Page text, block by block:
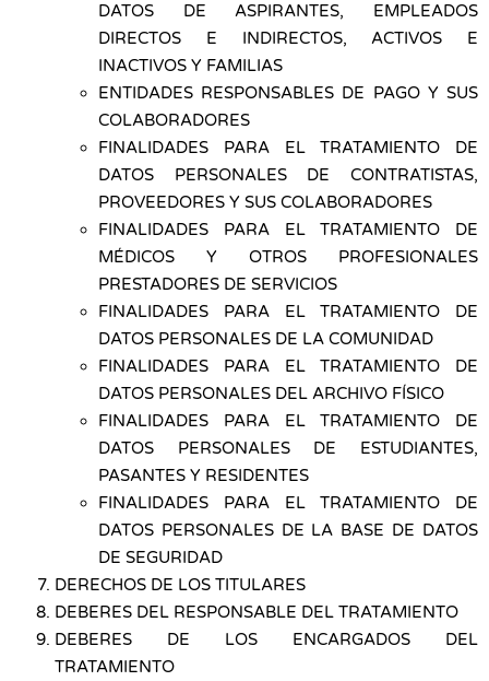
DATOS DE ASPIRANTES, EMPLEADOS
DIRECTOS E INDIRECTOS, ACTIVOS E
INACTIVOS Y FAMILIAS
ENTIDADES RESPONSABLES DE PAGO Y SUS
COLABORADORES
FINALIDADES PARA EL TRATAMIENTO DE
DATOS PERSONALES DE CONTRATISTAS,
PROVEEDORES Y SUS COLABORADORES
FINALIDADES PARA EL TRATAMIENTO DE
MÉDICOS Y OTROS PROFESIONALES
PRESTADORES DE SERVICIOS
FINALIDADES PARA EL TRATAMIENTO DE
DATOS PERSONALES DE LA COMUNIDAD
FINALIDADES PARA EL TRATAMIENTO DE
DATOS PERSONALES DEL ARCHIVO FÍSICO
FINALIDADES PARA EL TRATAMIENTO DE
DATOS PERSONALES DE ESTUDIANTES,
PASANTES Y RESIDENTES
FINALIDADES PARA EL TRATAMIENTO DE
DATOS PERSONALES DE LA BASE DE DATOS
DE SEGURIDAD
DERECHOS DE LOS TITULARES
DEBERES DEL RESPONSABLE DEL TRATAMIENTO
DEBERES DE LOS ENCARGADOS DEL
TRATAMIENTO